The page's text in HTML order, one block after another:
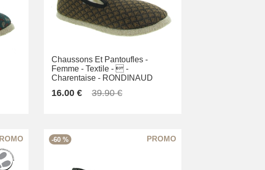
Chaussons Et Pantoufles -
Femme - Textile -  -
Charentaise - RONDINAUD
16.00 € 39.90 €
-60 %